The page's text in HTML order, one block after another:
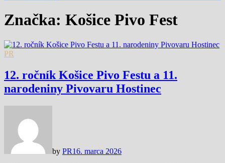
Značka: Košice Pivo Fest
PR
12. ročník Košice Pivo Festu a 11.
narodeniny Pivovaru Hostinec
by PR16. marca 2026